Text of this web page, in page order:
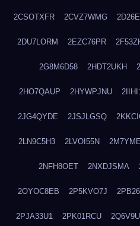
2CSOTXFR 2CVZ7WMG
2DU7LORM 2EZC76PR
2G8M6D58 2HDT2UKH
2HO7QAUP 2HYWPJNU
2JG4QYDE 2JSJLGSQ
2LN9C5H3 2LVOI55N
2NFH8OET 2NXDJSMA
2OYOC8EB 2P5KVO7J
2PJA33U1 2PK01RCU